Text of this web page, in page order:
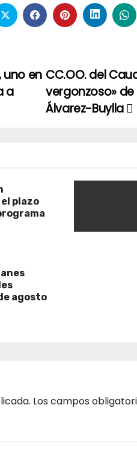
CC.OO. del
vergonzoso»
Álvarez-Buylla
uno en
a
plazo
agosto
Los campos